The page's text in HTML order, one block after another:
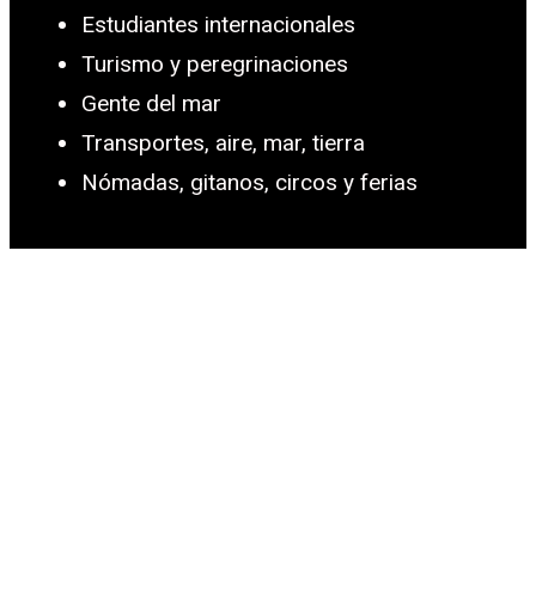
Estudiantes internacionales
Turismo y peregrinaciones
Gente del mar
Transportes, aire, mar, tierra
Nómadas, gitanos, circos y ferias